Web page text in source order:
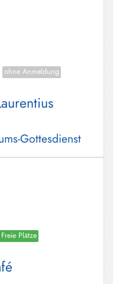
ohne Anmeldung
Gottesdienst
Freie Plätze